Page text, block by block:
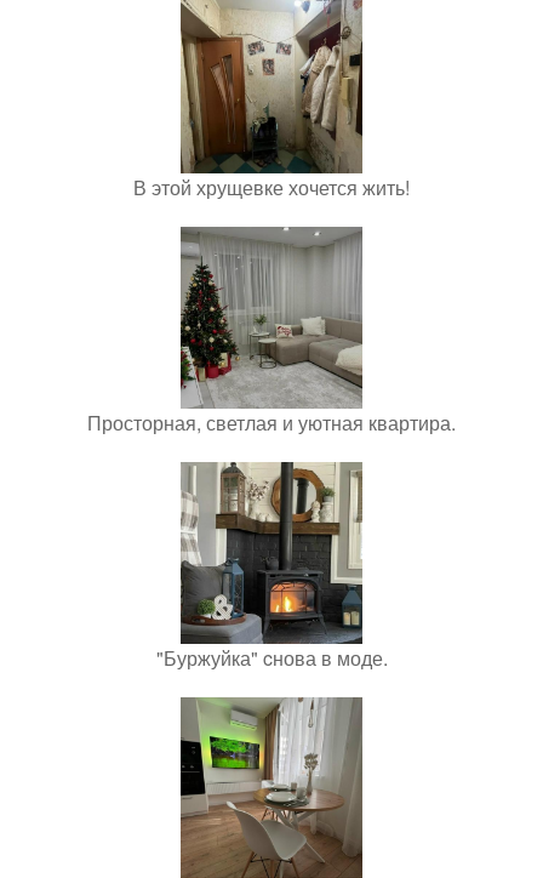
В этой хрущевке хочется жить!
Просторная, светлая и уютная квартира.
"Буржуйка" cнова в моде.